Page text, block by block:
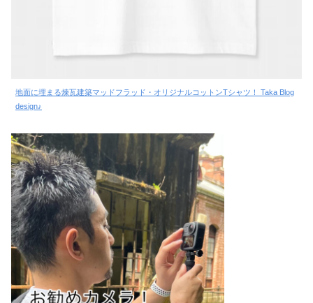
地面に埋まる煉瓦建築マッドフラッド・オリジナルコットンTシャツ！ Taka Blog
design♪